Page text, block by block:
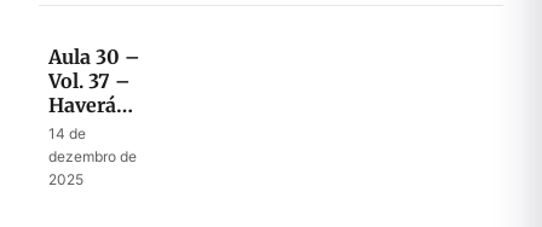
Aula 30 –
Vol. 37 –
Haverá
mesmo
uma voz
profética
14 de
dezembro de
2025